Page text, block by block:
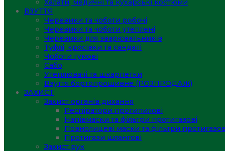
Халати, медичні та кухарські костюми
ВЗУТТЯ
Черевики та чоботи робочі
Черевики та чоботи утеплені
Черевики для зварювальників
Туфлі, кросівки та сандалі
Чоботи гумові
Сабо
Утеплювачі та шкарпетки
Взуття бортопрошивне (РОЗПРОДАЖ)
ЗАХИСТ
Захист органів дихання
Респіратори протипилові
Напівмаски та фільтри протигазові
Повнолицеві маски та фільтри
Протигази шлангові
Захист рук